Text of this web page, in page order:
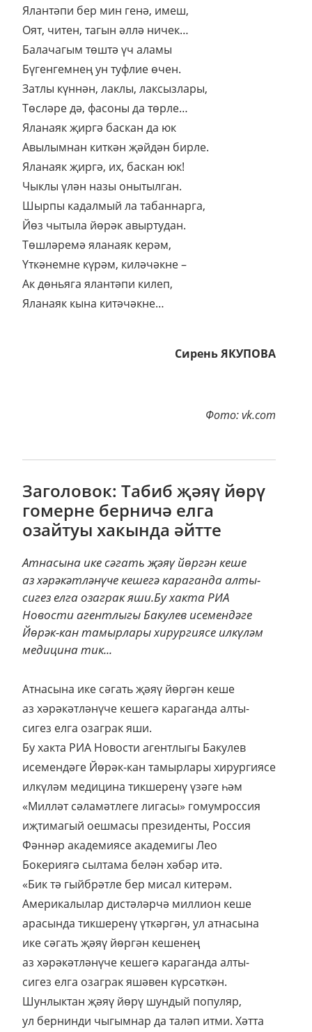
Ялантәпи бер мин генә, имеш,
Оят, читен, тагын әллә ничек…
Балачагым төштә үч аламы
Бүгенгемнең ун туфлие өчен.
Затлы күннән, лаклы, лаксызлары,
Төсләре дә, фасоны да төрле…
Яланаяк җиргә баскан да юк
Авылымнан киткән җәйдән бирле.
Яланаяк җиргә, их, баскан юк!
Чыклы үлән назы онытылган.
Шырпы кадалмый ла табаннарга,
Йөз чытыла йөрәк авыртудан.
Төшләремә яланаяк керәм,
Үткәнемне күрәм, киләчәкне –
Ак дөньяга ялантәпи килеп,
Яланаяк кына китәчәкне…
Сирень ЯКУПОВА
Фото: vk.com
Заголовок: Табиб җәяү йөрү
гомерне берничә елга
озайтуы хакында әйтте
Атнасына ике сәгать җәяү йөргән кеше
аз хәрәкәтләнүче кешегә караганда алты-
сигез елга озаграк яши.Бу хакта РИА
Новости агентлыгы Бакулев исемендәге
Йөрәк-кан тамырлары хирургиясе илкүләм
медицина тик...
Атнасына ике сәгать җәяү йөргән кеше
аз хәрәкәтләнүче кешегә караганда алты-
сигез елга озаграк яши.
Бу хакта РИА Новости агентлыгы Бакулев
исемендәге Йөрәк-кан тамырлары хирургиясе
илкүләм медицина тикшеренү үзәге һәм
«Милләт сәламәтлеге лигасы» гомумроссия
иҗтимагый оешмасы президенты, Россия
Фәннәр академиясе академигы Лео
Бокериягә сылтама белән хәбәр итә.
«Бик тә гыйбрәтле бер мисал китерәм.
Америкалылар дистәләрчә миллион кеше
арасында тикшеренү үткәргән, ул атнасына
ике сәгать җәяү йөргән кешенең
аз хәрәкәтләнүче кешегә караганда алты-
сигез елга озаграк яшәвен күрсәткән.
Шунлыктан җәяү йөрү шундый популяр,
ул бернинди чыгымнар да таләп итми. Хәтта